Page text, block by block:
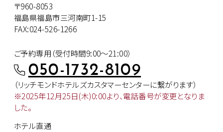
〒960-8053
福島県福島市三河南町1-15
FAX:024-526-1266
ご予約専用（受付時間9:00～21:00）
050-1732-8109
（リッチモンドホテルズカスタマーセンターに繋がります）
※2025年12月25日(木)0:00より、電話番号が変更となりま
した。
ホテル直通